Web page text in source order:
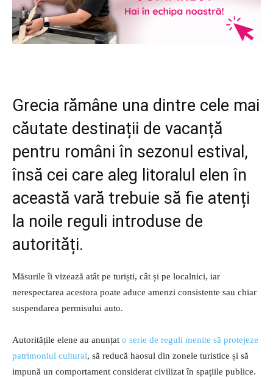
Grecia rămâne una dintre cele mai
căutate destinații de vacanță
pentru români în sezonul estival,
însă cei care aleg litoralul elen în
această vară trebuie să fie atenți
la noile reguli introduse de
autorități.
Măsurile îi vizează atât pe turiști, cât și pe localnici, iar
nerespectarea acestora poate aduce amenzi consistente sau chiar
suspendarea permisului auto.
Autoritățile elene au anunțat o serie de reguli menite să protejeze
patrimoniul cultural, să reducă haosul din zonele turistice și să
impună un comportament considerat civilizat în spațiile publice.